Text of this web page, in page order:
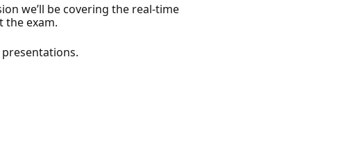
we’ll be covering the real-time
the exam.